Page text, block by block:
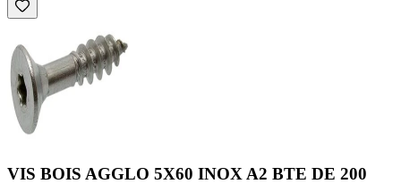
VIS BOIS AGGLO 5X60 INOX A2 BTE DE 200